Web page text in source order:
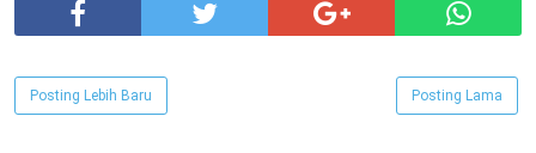
Posting Lebih Baru Posting Lama